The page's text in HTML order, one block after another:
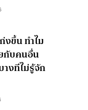
งขึ้น ทำไม
กับคนอื่น
งทีไม่รู้จัก